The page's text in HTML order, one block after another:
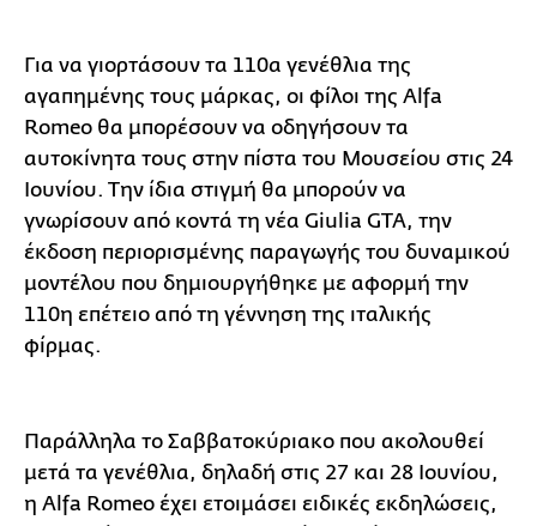
Για να γιορτάσουν τα 110α γενέθλια της
αγαπημένης τους μάρκας, οι φίλοι της Alfa
Romeo θα μπορέσουν να οδηγήσουν τα
αυτοκίνητα τους στην πίστα του Μουσείου στις 24
Ιουνίου. Την ίδια στιγμή θα μπορούν να
γνωρίσουν από κοντά τη νέα Giulia GTA, την
έκδοση περιορισμένης παραγωγής του δυναμικού
μοντέλου που δημιουργήθηκε με αφορμή την
110η επέτειο από τη γέννηση της ιταλικής
φίρμας.
Παράλληλα το Σαββατοκύριακο που ακολουθεί
μετά τα γενέθλια, δηλαδή στις 27 και 28 Ιουνίου,
η Alfa Romeo έχει ετοιμάσει ειδικές εκδηλώσεις,